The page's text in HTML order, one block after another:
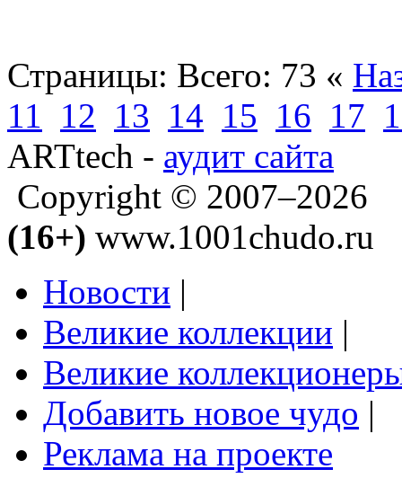
Страницы: Всего: 73 «
11
12 13 14 15 16 17
ARTtech - аудит сайта
Copyright © 2007–2026
(16+) www.1001chudo.ru
Новости |
Великие коллекции |
Великие
Добавить новое чудо |
Реклама на проекте